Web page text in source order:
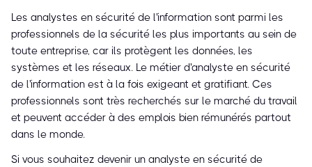
Les analystes en sécurité de l'information sont parmi les
professionnels de la sécurité les plus importants au sein de
toute entreprise, car ils protègent les données, les
systèmes et les réseaux. Le métier d'analyste en sécurité
de l'information est à la fois exigeant et gratifiant. Ces
professionnels sont très recherchés sur le marché du travail
et peuvent accéder à des emplois bien rémunérés partout
dans le monde.
Si vous souhaitez devenir un analyste en sécurité de